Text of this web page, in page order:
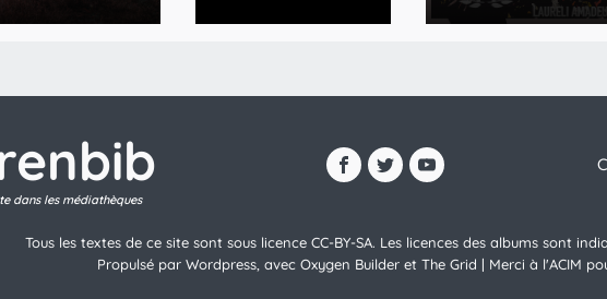
dans les médiathèques
Tous les textes de ce site sont sous licence CC-BY-SA. Les licences des albums sont
Propulsé par Wordpress, avec Oxygen Builder et The Grid | Merci à l'ACIM